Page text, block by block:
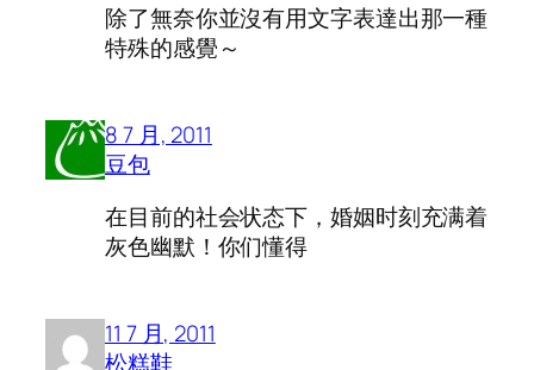
除了無奈你並沒有用文字表達出那一種
特殊的感覺～
8 7 月, 2011
豆包
在目前的社会状态下，婚姻时刻充满着
灰色幽默！你们懂得
11 7 月, 2011
松糕鞋